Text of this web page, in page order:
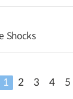
Shocks
1 2 3 4 5